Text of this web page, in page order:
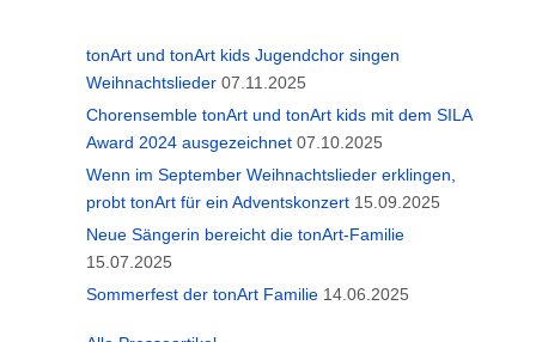
tonArt und tonArt kids Jugendchor singen
Weihnachtslieder 07.11.2025
Chorensemble tonArt und tonArt kids mit dem SILA
Award 2024 ausgezeichnet 07.10.2025
Wenn im September Weihnachtslieder erklingen,
probt tonArt für ein Adventskonzert 15.09.2025
Neue Sängerin bereicht die tonArt-Familie
15.07.2025
Sommerfest der tonArt Familie 14.06.2025